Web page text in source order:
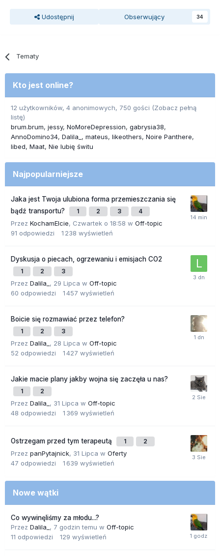
Udostępnij Obserwujący 34
Tematy
Kto jest online?
12 użytkowników, 4 anonimowych, 750 gości (Zobacz pełną
listę)
brum.brum jessy NoMoreDepression gabrysia38
AnnoDomino34 Dalila_ mateus likeothers Noire Panthere
libed Maat Nie lubię świtu
Najpopularniejsze
Jaka jest Twoja ulubiona forma przemieszczania się
bądź transportu?
1 2 3 4
Przez KochamElcie, Czwartek o 18:58 w Off-topic
91 odpowiedzi 1 238 wyświetleń
Dyskusja o piecach, ogrzewaniu i emisjach CO2
1 2 3
Przez Dalila_ , 29 Lipca w Off-topic
60 odpowiedzi 1 457 wyświetleń
Boicie się rozmawiać przez telefon?
1 2 3
Przez Dalila_ , 28 Lipca w Off-topic
52 odpowiedzi 1 427 wyświetleń
Jakie macie plany jakby wojna się zaczęła u nas?
1 2
Przez Dalila_ , 31 Lipca w Off-topic
48 odpowiedzi 1 369 wyświetleń
Ostrzegam przed tym terapeutą 1 2
Przez panPytajnick, 31 Lipca w Oferty
47 odpowiedzi 1 639 wyświetleń
Nowe wątki
Co wywinęliśmy za młodu...?
Przez Dalila_ , 7 godzin temu w Off-topic
11 odpowiedzi 129 wyświetleń